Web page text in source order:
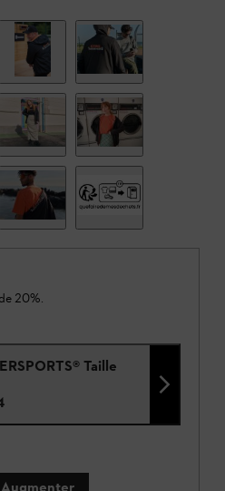
20%.
Taille
Augmenter